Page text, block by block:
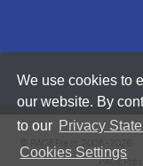
We use cookies to
our website. By
to our Privacy
Cookies Settings